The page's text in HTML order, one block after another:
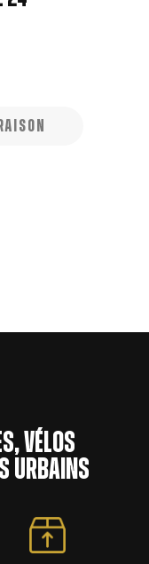
vélos
urbains